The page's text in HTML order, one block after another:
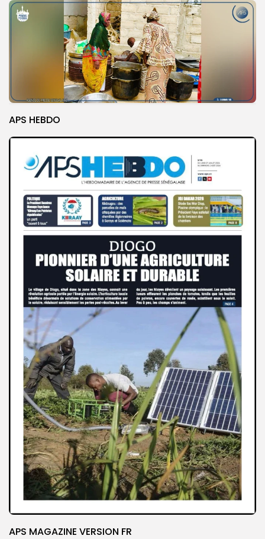
APS HEBDO
APS MAGAZINE VERSION FR